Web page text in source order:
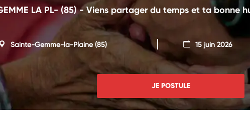
LA PL- (85) - Viens partager du temps et ta bonne
Sainte-Gemme-la-Plaine(85) 15 juin 2026
JE POSTULE